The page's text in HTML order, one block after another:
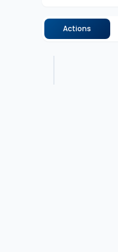
Actions